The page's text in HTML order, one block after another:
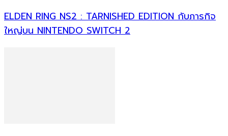
ELDEN RING NS2 : TARNISHED EDITION กับภารกิจ
ใหญ่บน NINTENDO SWITCH 2